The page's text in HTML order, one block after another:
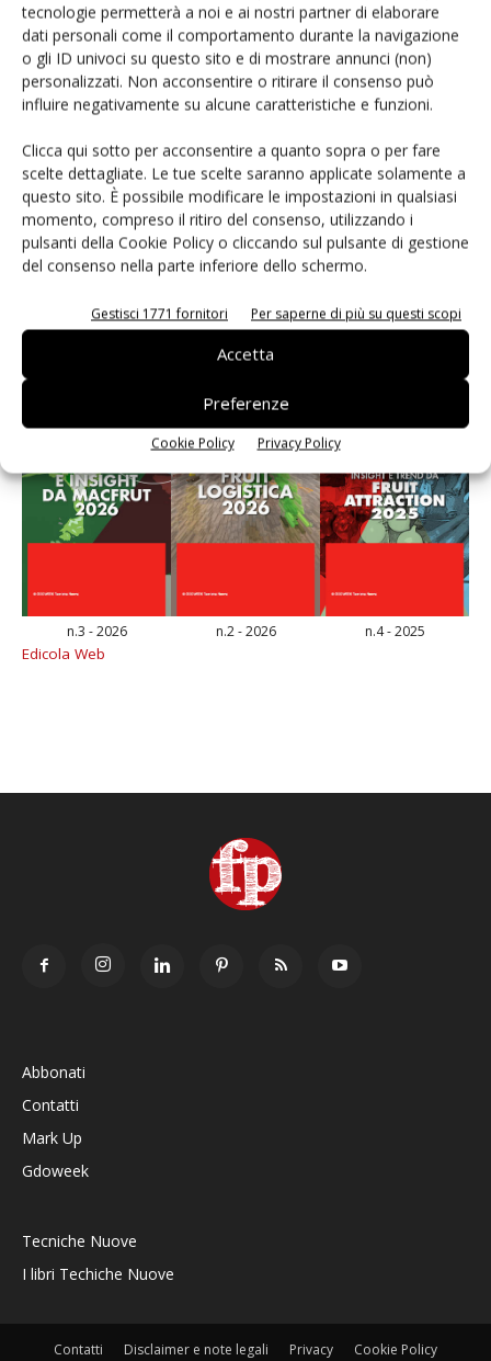
tecnologie permetterà a noi e ai nostri partner di elaborare
dati personali come il comportamento durante la navigazione
o gli ID univoci su questo sito e di mostrare annunci (non)
personalizzati. Non acconsentire o ritirare il consenso può
influire negativamente su alcune caratteristiche e funzioni.
Clicca qui sotto per acconsentire a quanto sopra o per fare
scelte dettagliate. Le tue scelte saranno applicate solamente a
questo sito. È possibile modificare le impostazioni in qualsiasi
momento, compreso il ritiro del consenso, utilizzando i
pulsanti della Cookie Policy o cliccando sul pulsante di gestione
del consenso nella parte inferiore dello schermo.
Gestisci 1771 fornitori Per saperne di più su questi scopi
Accetta
Preferenze
Cookie Policy Privacy Policy
Andamento prezzi ortofrutta in Italia al 27 luglio
2026
#vocidellortofrutta
E-magazine
n.3 - 2026 n.2 - 2026 n.4 - 2025
Edicola Web
Abbonati
Contatti
Mark Up
Gdoweek
Tecniche Nuove
I libri Techiche Nuove
Contatti Disclaimer e note legali Privacy Cookie Policy